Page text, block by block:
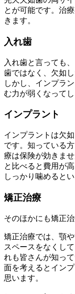
とが可能です。治
きます。
入れ歯
入れ歯と言っても
歯ではなく、欠如
しかし、インプラ
む力が弱くなって
インプラント
インプラントは欠
です。知っている
療は保険が効きま
と比べると費用が
しっかり噛めると
矯正治療
そのほかにも矯正治
矯正治療では、顎
スペースをなくし
れも皆さんが知っ
面を考えるとイン
思います。